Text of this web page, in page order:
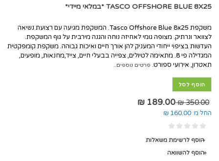
TASCO OFFSHORE BLUE 8X25 *במלאי מיידי*
משקפת Tasco Offshore Blue 8x25. המשקפת מגיעה עם רצועת נשיאה
לצוואר ונרתיק. מצופה גומי לאחיזה נוחה והגנה מירבית על גוף המשקפת.
העדשות בציפוי ייחודי המעניק להן אורך חיים ואיכות גבוהה. משקפת קומפקטית
המגדילה פי 8. מתאימה לטיולים, צפייה בבעלי חיים, צייד,מחנאות, מופעים,
תאטרון, אירועי ספורט. פרטים נוספים..
הוסף לסל
350.00 ₪
189.00 ₪
החל מ: 160.00 ₪
הוסף לרשימת משאלות
הוסף להשוואה